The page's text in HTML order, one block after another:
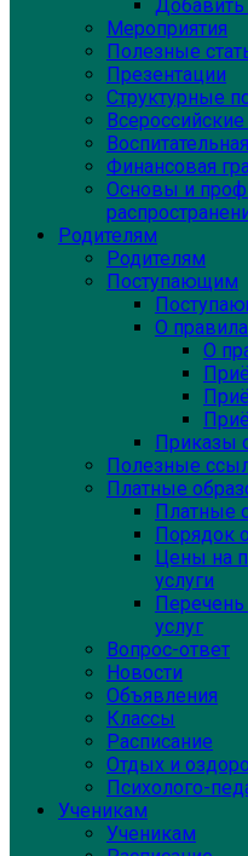
Мероприятия
Полезные
Презентации
Структурные
Финансовая
Основы и
Родителям
Родителям
Поступающим
О
О
Приказы
Полезные
Платные
Платные
Порядок
Цены на
услуги
услуг
Вопрос-ответ
Новости
Объявления
Классы
Расписание
Отдых и
Психолого-
Ученикам
Ученикам